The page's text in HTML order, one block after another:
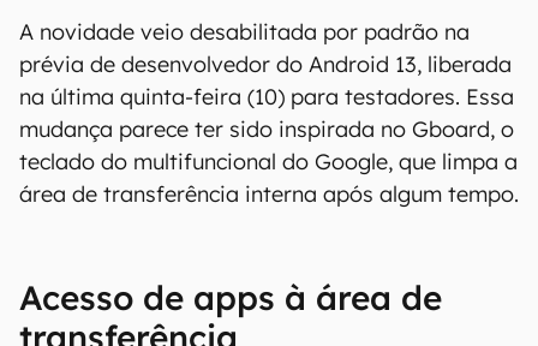
A novidade veio desabilitada por padrão na
prévia de desenvolvedor do Android 13, liberada
na última quinta-feira (10) para testadores. Essa
mudança parece ter sido inspirada no Gboard, o
teclado do multifuncional do Google, que limpa a
área de transferência interna após algum tempo.
Acesso de apps à área de
transferência